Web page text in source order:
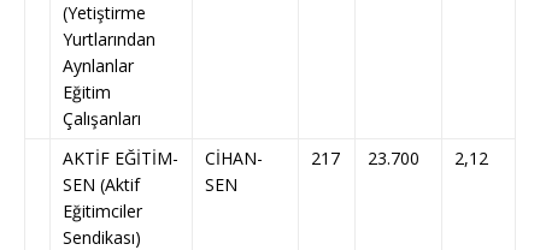
(Yetiştirme
Yurtlarından
Aynlanlar
Eğitim
Çalışanları
AKTİF EĞİTİM-
SEN (Aktif
Eğitimciler
Sendikası)
CİHAN-
SEN
217 23.700 2,12